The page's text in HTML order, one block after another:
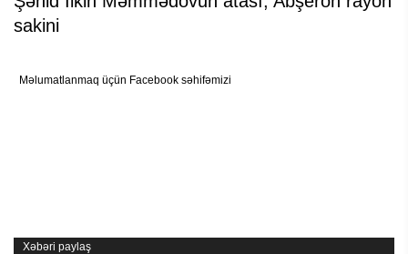
sakini
Məlumatlanmaq üçün Facebook səhifəmizi
Xəbəri paylaş